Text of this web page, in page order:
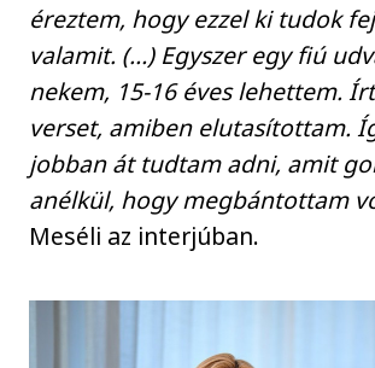
éreztem, hogy ezzel ki tudok
valamit. (…) Egyszer egy fiú
nekem, 15-16 éves lehettem.
verset, amiben elutasítottam.
jobban át tudtam adni, amit
anélkül, hogy megbántottam
Meséli az interjúban.